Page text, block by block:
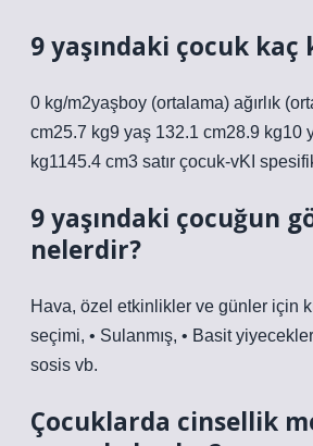
9 yaşındaki çocuk kaç
0 kg/m2yaşboy (ortalama) ağırlık
cm25.7 kg9 yaş 132.1 cm28.9 kg10
kg1145.4 cm3 satır çocuk-vKI
9 yaşındaki çocuğun
nelerdir?
Hava, özel etkinlikler ve günler için
seçimi, • Sulanmış, • Basit
sosis vb.
Çocuklarda cinsellik